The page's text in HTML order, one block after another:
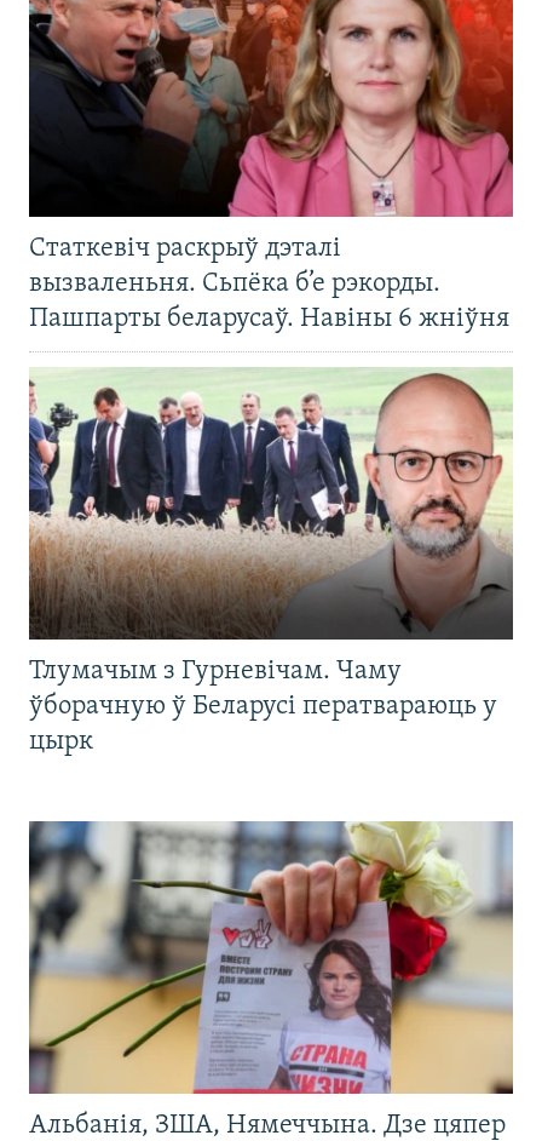
Статкевіч раскрыў дэталі
вызваленьня. Сьпёка б’е рэкорды.
Пашпарты беларусаў. Навіны 6 жніўня
Тлумачым з Гурневічам. Чаму
ўборачную ў Беларусі ператвараюць у
цырк
Альбанія, ЗША, Нямеччына. Дзе цяпер